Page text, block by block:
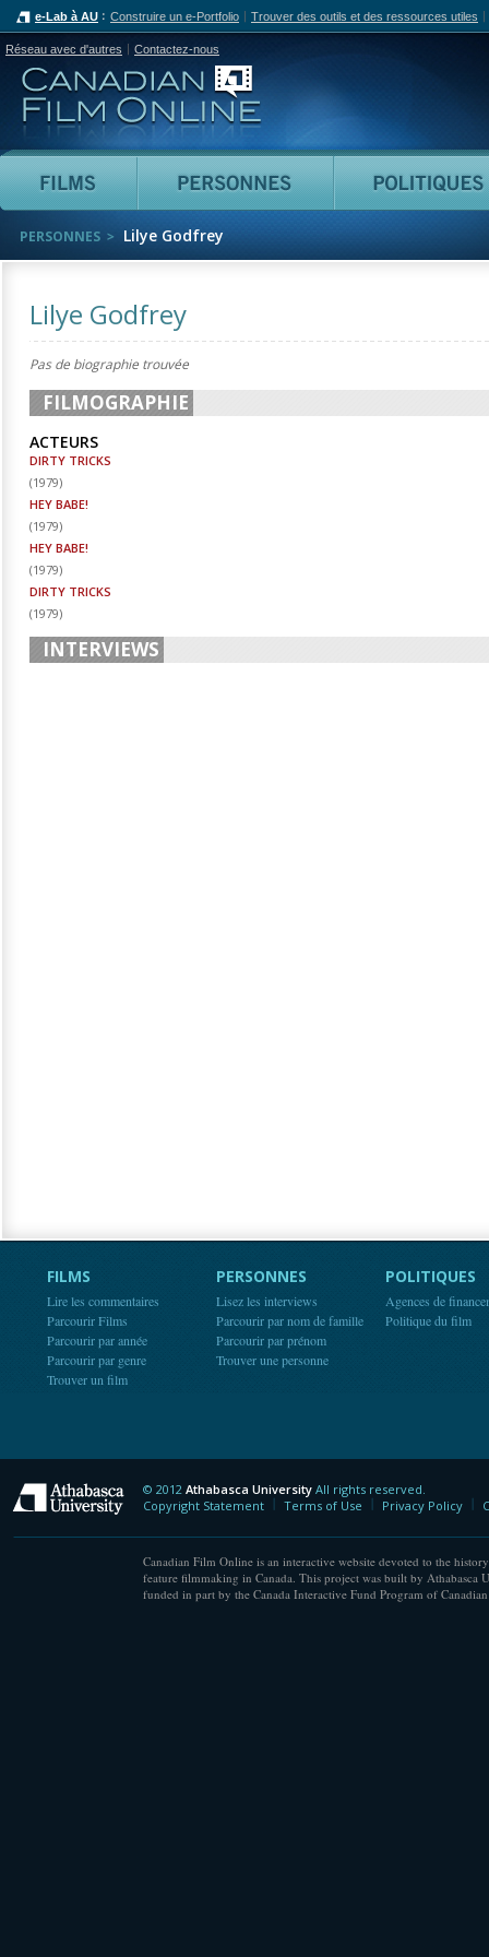
e-Lab à AU Construire un e-Portfolio Trouver des outils et des ressources utiles
Réseau avec d'autres Contactez-nous
Canadian Film Online
Films Personnes
PERSONNES Lilye Godfrey
Lilye Godfrey
Pas de biographie trouvée
FILMOGRAPHIE
ACTEURS
DIRTY TRICKS
(1979)
HEY BABE!
(1979)
HEY BABE!
(1979)
DIRTY TRICKS
(1979)
INTERVIEWS
FILMS
Lire les commentaires
Parcourir Films
Parcourir par année
Parcourir par genre
Trouver un film
PERSONNES
Lisez les interviews
Parcourir par nom de famille
Parcourir par prénom
Trouver une personne
POLITIQUES
Agences de
Politique du film
Athabasca University
© 2012 Athabasca University All rights reserved.
Copyright Statement
Terms of Use Privacy Policy
Canadian Film Online is an interactive website devoted to the
feature filmmaking in Canada. This project was built by Athabasca
funded in part by the Canada Interactive Fund Program of